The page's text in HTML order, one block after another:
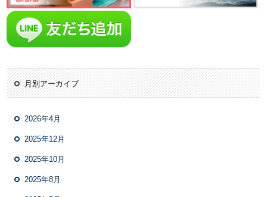
月別アーカイブ
2026年4月
2025年12月
2025年10月
2025年8月